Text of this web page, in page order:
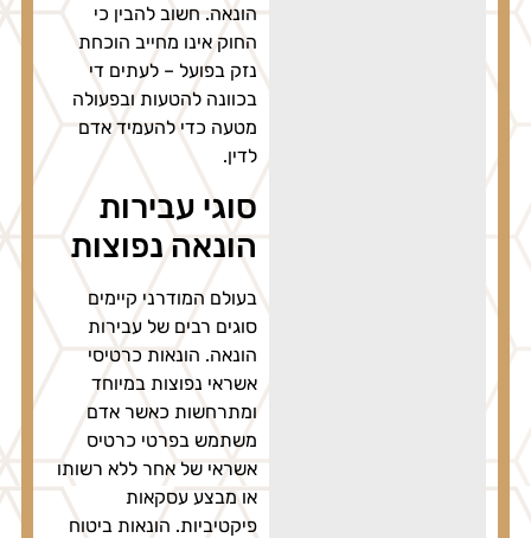
הונאה. חשוב להבין כי
החוק אינו מחייב הוכחת
נזק בפועל – לעתים די
בכוונה להטעות ובפעולה
מטעה כדי להעמיד אדם
סוגי עבירות
הונאה נפוצות
בעולם המודרני קיימים
סוגים רבים של עבירות
הונאה. הונאות כרטיסי
אשראי נפוצות במיוחד
ומתרחשות כאשר אדם
משתמש בפרטי כרטיס
אשראי של אחר ללא רשותו
או מבצע עסקאות
פיקטיביות. הונאות ביטוח